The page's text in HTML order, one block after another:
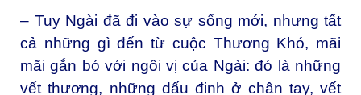
– Tuy Ngài đã đi vào sự sống mới, nhưng tất
cả những gì đến từ cuộc Thương Khó, mãi
mãi gắn bó với ngôi vị của Ngài: đó là những
vết thương, những dấu đinh ở chân tay, vết